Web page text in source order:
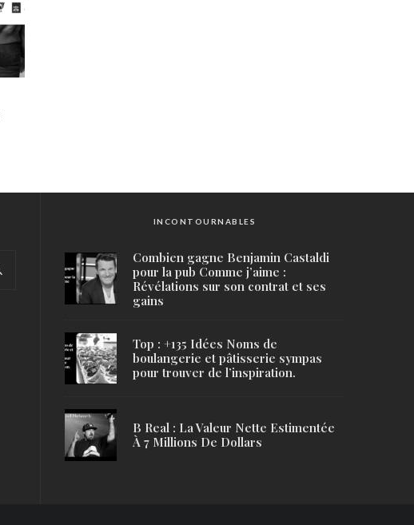
INCONTOURNABLES
Combien gagne Benjamin Castaldi
pour la pub Comme j’aime :
Révélations sur son contrat et ses
gains
Top : +135 Idées Noms de
boulangerie et pâtisserie sympas
pour trouver de l’inspiration.
B Real : La Valeur Nette Estimentée
À 7 Millions De Dollars